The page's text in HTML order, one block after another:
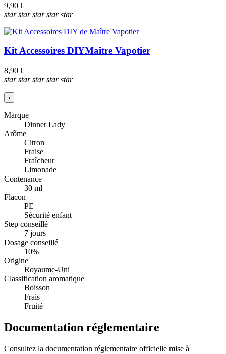
9,90 €
starstarstarstarstar
Kit Accessoires DIYMaître Vapotier
8,90 €
starstarstarstarstar
›
Marque
Dinner Lady
Arôme
Citron
Fraise
Fraîcheur
Limonade
Contenance
30 ml
Flacon
PE
Sécurité enfant
Step conseillé
7 jours
Dosage conseillé
10%
Origine
Royaume-Uni
Classification aromatique
Boisson
Frais
Fruité
Documentation réglementaire
Consultez la documentation réglementaire officielle mise à